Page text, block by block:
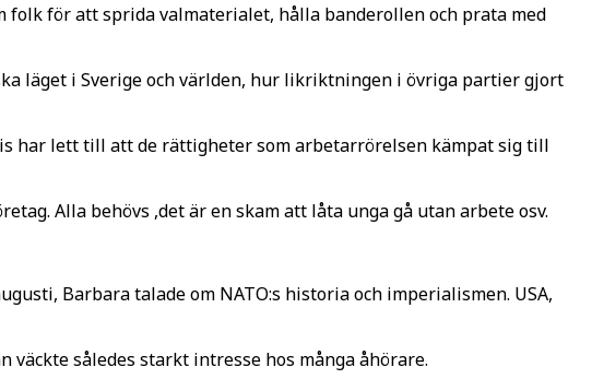
folk för att sprida valmaterialet, hålla banderollen och prata med
läget i Sverige och världen, hur likriktningen i övriga partier gjort
har lett till att de rättigheter som arbetarrörelsen kämpat sig till
Alla behövs ,det är en skam att låta unga gå utan arbete osv.
Barbara talade om NATO:s historia och imperialismen. USA,
således starkt intresse hos många åhörare.